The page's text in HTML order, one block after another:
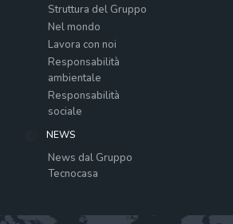
Struttura del Gruppo
Nel mondo
Lavora con noi
Responsabilità
ambientale
Responsabilità
sociale
NEWS
News dal Gruppo
Tecnocasa